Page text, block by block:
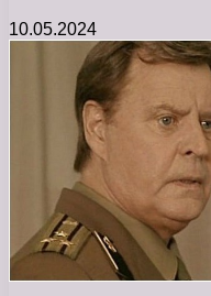
10.05.2024